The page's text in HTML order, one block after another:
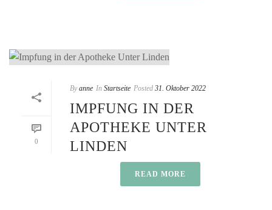
0
By anne In Startseite Posted 31. Oktober 2022
IMPFUNG IN DER
APOTHEKE UNTER
LINDEN
READ MORE